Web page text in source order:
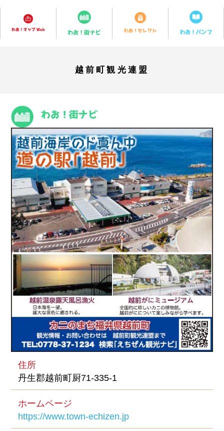
越前町観光連盟
住所
丹生郡越前町厨71-335-1
ホームページ
https://www.town-echizen.jp